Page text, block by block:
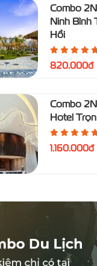
Combo
Ninh Bình
Hồi
820.000đ
Combo
Hotel
1.160.000đ